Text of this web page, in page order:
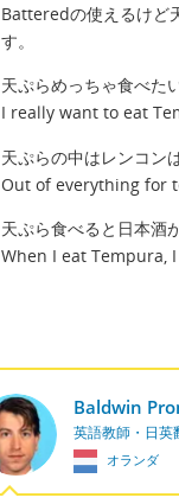
Batteredの使えるけど
す。
天ぷらめっちゃ食べた
I really want to eat
天ぷらの中はレンコン
Out of everything for
天ぷら食べると日本酒
When I eat Tempura,
Baldwin
英語教師・日英
オランダ